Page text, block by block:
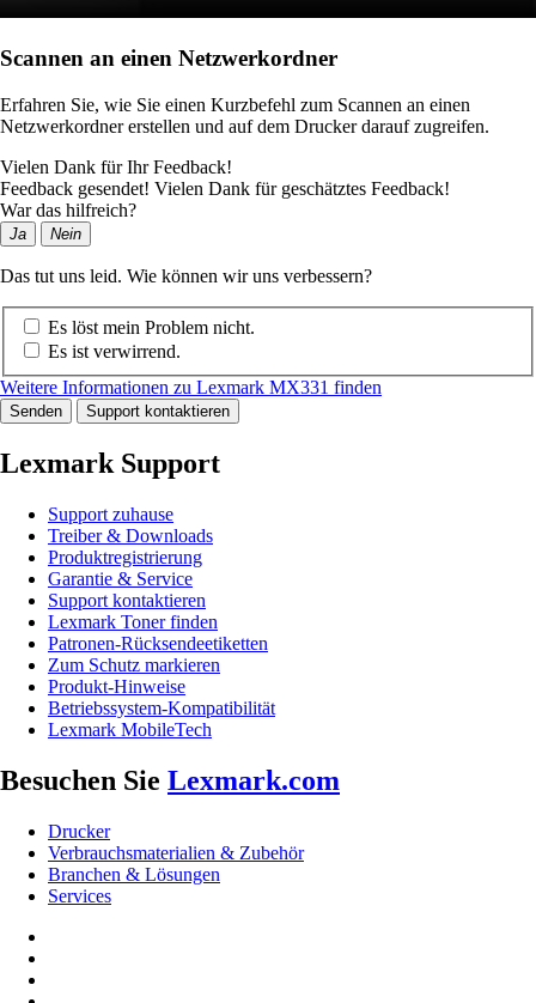
Scannen an einen Netzwerkordner
Erfahren Sie, wie Sie einen Kurzbefehl zum Scannen an einen
Netzwerkordner erstellen und auf dem Drucker darauf zugreifen.
Vielen Dank für Ihr Feedback!
Feedback gesendet! Vielen Dank für geschätztes Feedback!
War das hilfreich?
Ja Nein
Das tut uns leid. Wie können wir uns verbessern?
Es löst mein Problem nicht.
Es ist verwirrend.
Weitere Informationen zu Lexmark MX331 finden
Senden Support kontaktieren
Lexmark Support
Support zuhause
Treiber & Downloads
Produktregistrierung
Garantie & Service
Support kontaktieren
Lexmark Toner finden
Patronen-Rücksendeetiketten
Zum Schutz markieren
Produkt-Hinweise
Betriebssystem-Kompatibilität
Lexmark MobileTech
Besuchen Sie Lexmark.com
Drucker
Verbrauchsmaterialien & Zubehör
Branchen & Lösungen
Services